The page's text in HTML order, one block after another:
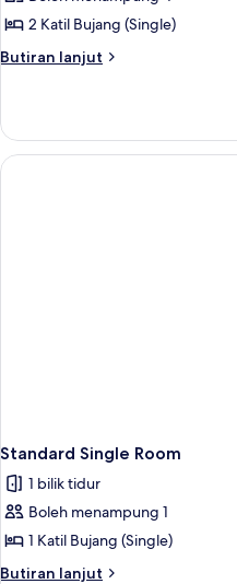
Apartment
2 Katil Bujang (Single)
Butiran lanjut
Butiran
Apartment
Standard Single Room
1 bilik tidur
Boleh menampung 1
1 Katil Bujang (Single)
Butiran lanjut
Butiran